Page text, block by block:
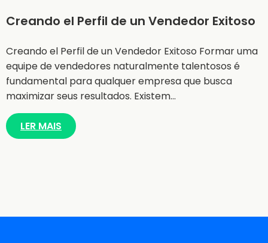
Creando el Perfil de un Vendedor Exitoso
Creando el Perfil de un Vendedor Exitoso Formar uma
equipe de vendedores naturalmente talentosos é
fundamental para qualquer empresa que busca
maximizar seus resultados. Existem…
LER MAIS